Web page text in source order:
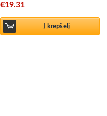
€19.31
Į krepšelį